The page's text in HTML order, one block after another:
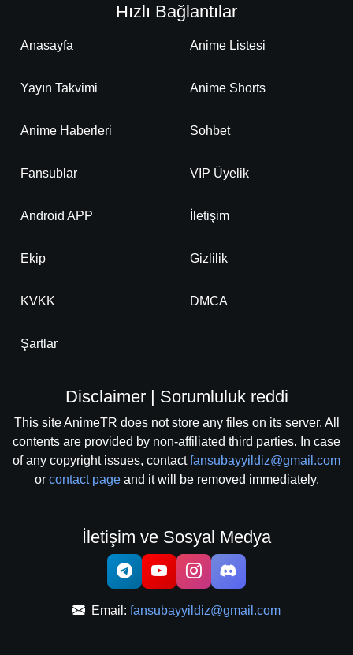
Hızlı Bağlantılar
Anasayfa Anime Listesi
Yayın Takvimi Anime Shorts
Anime Haberleri Sohbet
Fansublar VIP Üyelik
Android APP İletişim
Ekip Gizlilik
KVKK DMCA
Şartlar
Disclaimer | Sorumluluk reddi
This site AnimeTR does not store any files on its server. All
contents are provided by non-affiliated third parties. In case
of any copyright issues, contactfansubayyildiz@gmail.com
or contact pageand it will be removed immediately.
İletişim ve Sosyal Medya
Email: fansubayyildiz@gmail.com